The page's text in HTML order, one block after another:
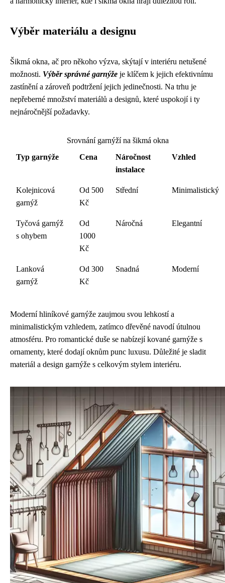
Výběr materiálu a designu
Šikmá okna, ač pro někoho výzva, skýtají v interiéru netušené
možnosti. Výběr správné garnýže je klíčem k jejich efektivnímu
zastínění a zároveň podtržení jejich jedinečnosti. Na trhu je
nepřeberné množství materiálů a designů, které uspokojí i ty
nejnáročnější požadavky.
Srovnání garnýží na šikmá okna
Typ garnýže
Cena
Náročnost
instalace
Vzhled
Kolejnicová
garnýž
Od 500
Kč
Střední Minimalistický
Tyčová garnýž
s ohybem
Od
1000
Kč
Náročná Elegantní
Lanková
garnýž
Od 300
Kč
Snadná Moderní
Moderní hliníkové garnýže zaujmou svou lehkostí a
minimalistickým vzhledem, zatímco dřevěné navodí útulnou
atmosféru. Pro romantické duše se nabízejí kované garnýže s
ornamenty, které dodají oknům punc luxusu. Důležité je sladit
materiál a design garnýže s celkovým stylem interiéru.